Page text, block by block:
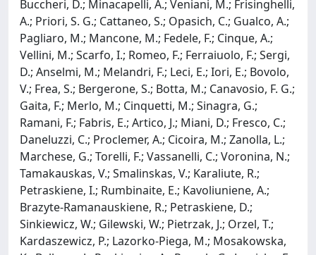
Buccheri, D.; Minacapelli, A.; Veniani, M.; Frisinghelli,
A.; Priori, S. G.; Cattaneo, S.; Opasich, C.; Gualco, A.;
Pagliaro, M.; Mancone, M.; Fedele, F.; Cinque, A.;
Vellini, M.; Scarfo, I.; Romeo, F.; Ferraiuolo, F.; Sergi,
D.; Anselmi, M.; Melandri, F.; Leci, E.; Iori, E.; Bovolo,
V.; Frea, S.; Bergerone, S.; Botta, M.; Canavosio, F. G.;
Gaita, F.; Merlo, M.; Cinquetti, M.; Sinagra, G.;
Ramani, F.; Fabris, E.; Artico, J.; Miani, D.; Fresco, C.;
Daneluzzi, C.; Proclemer, A.; Cicoira, M.; Zanolla, L.;
Marchese, G.; Torelli, F.; Vassanelli, C.; Voronina, N.;
Tamakauskas, V.; Smalinskas, V.; Karaliute, R.;
Petraskiene, I.; Rumbinaite, E.; Kavoliuniene, A.;
Brazyte-Ramanauskiene, R.; Petraskiene, D.;
Sinkiewicz, W.; Gilewski, W.; Pietrzak, J.; Orzel, T.;
Kardaszewicz, P.; Lazorko-Piega, M.; Mosakowska,